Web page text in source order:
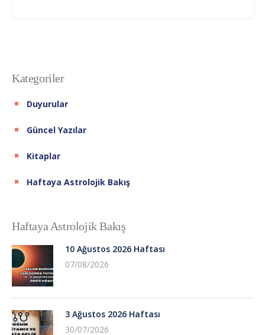
Kategoriler
Duyurular
Güncel Yazılar
Kitaplar
Haftaya Astrolojik Bakış
Haftaya Astrolojik Bakış
10 Ağustos 2026 Haftası
07/08/2026
3 Ağustos 2026 Haftası
30/07/2026